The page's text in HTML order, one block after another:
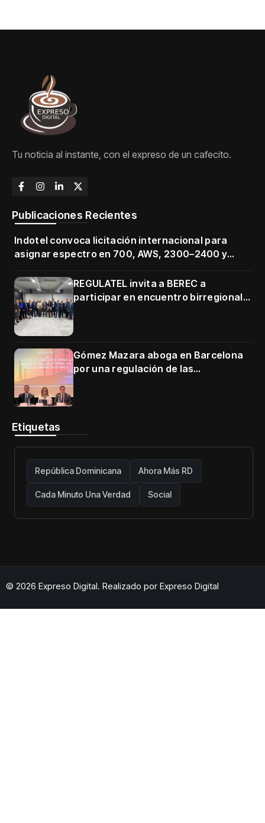
Tu noticia al instante, con el expreso de un cafecito.
Publicaciones Recientes
Indotel convoca licitación internacional para
asignar espectro en 700, AWS, 2300–2400 y
REGULATEL invita a BEREC a
participar en encuentro birregional
Gómez Mazara aboga en Barcelona
por una regulación de las
Etiquetas
República Dominicana Ahora Más RD
Cada Minuto Una Verdad Social
© 2026 Expreso Digital. Realizado por Expreso Digital